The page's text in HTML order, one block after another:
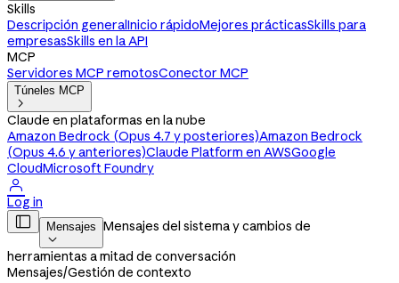
Skills
Descripción generalInicio rápidoMejores prácticasSkills para
empresasSkills en la API
MCP
Servidores MCP remotosConector MCP
Túneles MCP

Claude en plataformas en la nube
Amazon Bedrock (Opus 4.7 y posteriores)Amazon Bedrock
(Opus 4.6 y anteriores)Claude Platform en AWSGoogle
CloudMicrosoft Foundry

Log in
 Mensajes

Mensajes del sistema y cambios de
herramientas a mitad de conversación
Mensajes/Gestión de contexto